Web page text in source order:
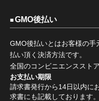
GMO後払い
GMO後払いとはお客様の手
払い頂く決済方法です。
全国のコンビニエンススト
お支払い期限
請求書発行から14日以内に
求書にも記載しております。